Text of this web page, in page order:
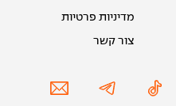
מדיניות פרטיות
צור קשר